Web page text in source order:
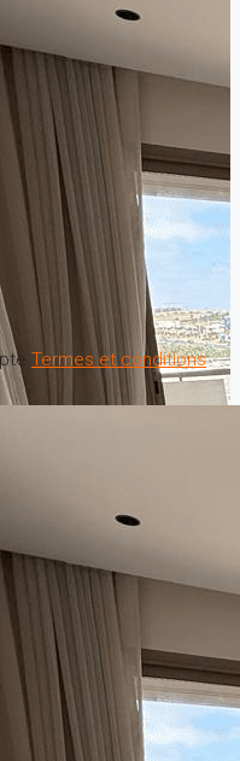
Termes et conditions